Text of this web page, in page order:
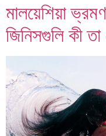
মালয়েশিয়া
জিনিসগুলি কী